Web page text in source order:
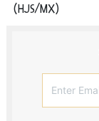
(HJS/MX)